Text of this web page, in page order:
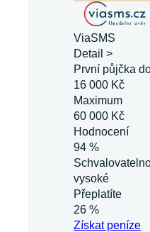
ViaSMS
Detail >
První půjčka
16 000 Kč
Maximum
60 000 Kč
Hodnocení
94 %
vysoké
Přeplatíte
26 %
Získatpeníze